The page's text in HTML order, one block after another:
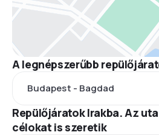
A legnépszerűbb
Budapest - Bagdad
Repülőjáratok Irakba. Az
célokat is szeretik